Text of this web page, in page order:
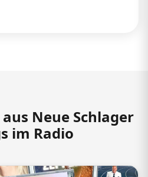
Neue Schlager
im Radio